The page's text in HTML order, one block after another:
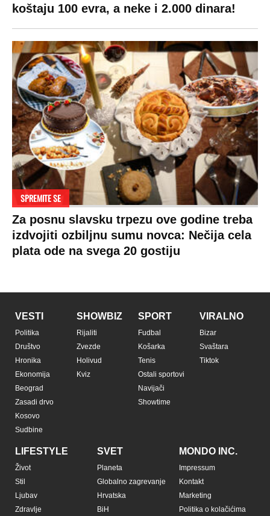
koštaju 100 evra, a neke i 2.000 dinara!
SPREMITE SE
Za posnu slavsku trpezu ove godine treba
izdvojiti ozbiljnu sumu novca: Nečija cela
plata ode na svega 20 gostiju
VESTI
Politika
Društvo
Hronika
Ekonomija
Beograd
Zasadi drvo
Kosovo
Sudbine
SHOWBIZ
Rijaliti
Zvezde
Holivud
Kviz
SPORT
Fudbal
Košarka
Tenis
Ostali sportovi
Navijači
Showtime
VIRALNO
Bizar
Svaštara
Tiktok
LIFESTYLE
Život
Stil
Ljubav
Zdravlje
SVET
Planeta
Globalno zagrevanje
Hrvatska
BiH
MONDO INC.
Impressum
Kontakt
Marketing
Politika o kolačićima